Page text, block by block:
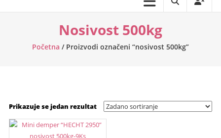
Nosivost 500kg
Početna / Proizvodi označeni “nosivost 500kg”
Prikazuje se jedan rezultat